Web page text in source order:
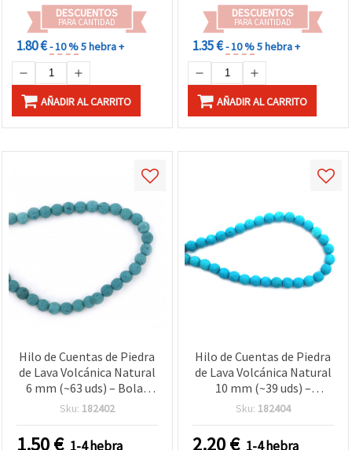
DESCUENTOS
PARA CANTIDAD
1.80 €- 10 %5 hebra +
AÑADIR AL CARRITO
DESCUENTOS
PARA CANTIDAD
1.35 €- 10 %5 hebra +
AÑADIR AL CARRITO
Hilo de Cuentas de Piedra
de Lava Volcánica Natural
6 mm (~63 uds) – Bolas
Redondas Azul Profundo
para Bisutería Hecha a
Sku: 182402
1.50€ 1-4 hebra
Hilo de Cuentas de Piedra
de Lava Volcánica Natural
10 mm (~39 uds) –
Cuentas Redondas Azul
Única, Ideal para Bisutería
Sku: 182404
2.20€ 1-4 hebra